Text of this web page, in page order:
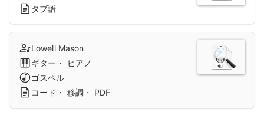
タブ譜
Lowell Mason
ギター・ ピアノ
ゴスペル
コード・ 移調・ PDF